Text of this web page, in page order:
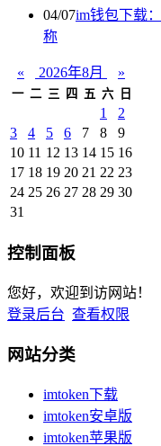
04/07im钱包下载
称
« 2026年8月 »
一 二 三 四 五 六 日
1
2
3
4 5 6 7 8
9
10 11 12 13 14 15 16
17 18 19 20 21 22 23
24 25 26 27 28 29 30
31
控制面板
您好，欢迎到访网站！
登录后台 查看权限
网站分类
imtoken下载
imtoken安卓版
imtoken苹果版